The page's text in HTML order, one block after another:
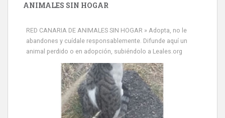
ANIMALES SIN HOGAR
RED CANARIA DE ANIMALES SIN HOGAR » Adopta, no le
abandones y cuídale responsablemente. Difunde aquí un
animal perdido o en adopción, subiéndolo a Leales.org